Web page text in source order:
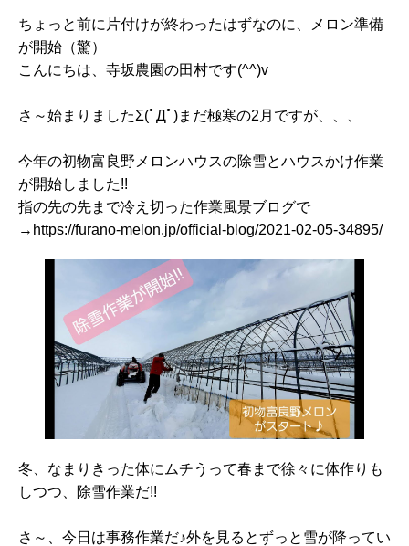
ちょっと前に片付けが終わったはずなのに、メロン準備
が開始（驚）
こんにちは、寺坂農園の田村です(^^)v
さ～始まりましたΣ(ﾟДﾟ)まだ極寒の2月ですが、、、
今年の初物富良野メロンハウスの除雪とハウスかけ作業
が開始しました!!
指の先の先まで冷え切った作業風景ブログで
→https://furano-melon.jp/official-blog/2021-02-05-34895/
冬、なまりきった体にムチうって春まで徐々に体作りも
しつつ、除雪作業だ!!
さ～、今日は事務作業だ♪外を見るとずっと雪が降ってい